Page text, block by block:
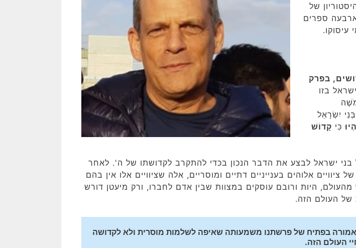
של
ספרים
עיסוקו.
בפרק
בזו
יִשְׂרָאֵל
כִּי קָדוֹשׁ
ישראל לבצע את הדבר הנכון בכדי להתקרב לקדושתו של ה'. לאחר
ציוויים אלוהים בענייניים דתיים ומוסריים, אלה שציוויים אלו אין בהם
מהעולם, היות ורובם עוסקים במצוות שבין אדם לחברו, ורק מיעטן דורש
של העולם הזה.
העולם הזה.